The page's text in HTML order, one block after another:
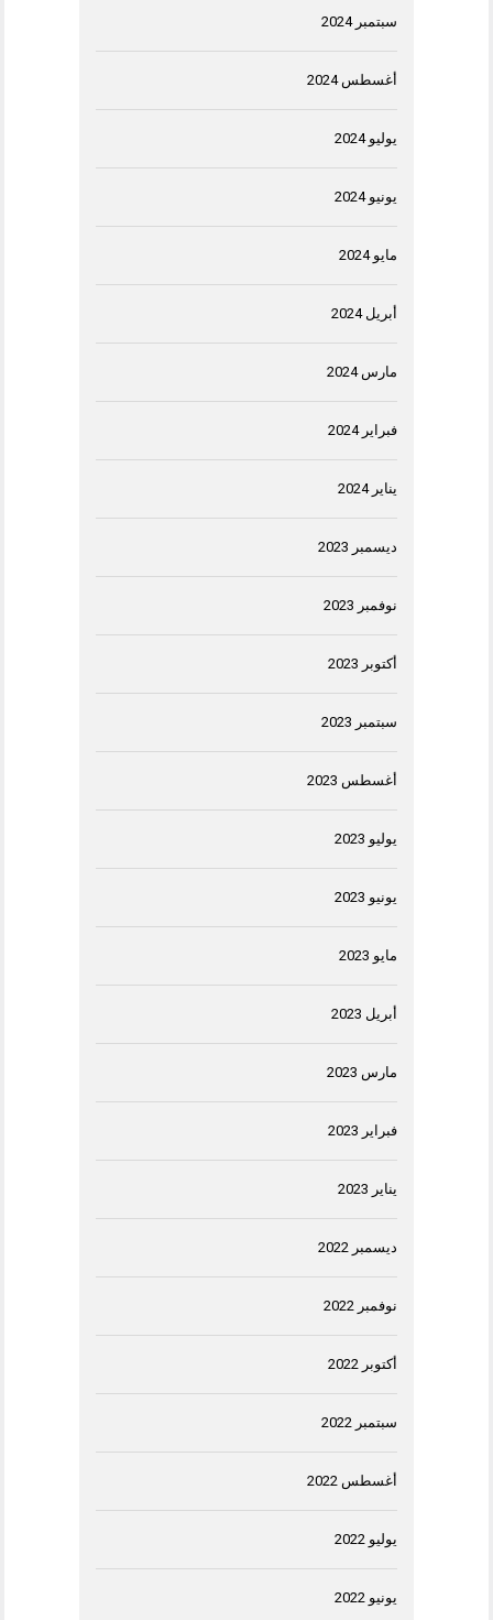
سبتمبر 2024
أغسطس 2024
يوليو 2024
يونيو 2024
مايو 2024
أبريل 2024
مارس 2024
فبراير 2024
يناير 2024
ديسمبر 2023
نوفمبر 2023
أكتوبر 2023
سبتمبر 2023
أغسطس 2023
يوليو 2023
يونيو 2023
مايو 2023
أبريل 2023
مارس 2023
فبراير 2023
يناير 2023
ديسمبر 2022
نوفمبر 2022
أكتوبر 2022
سبتمبر 2022
أغسطس 2022
يوليو 2022
يونيو 2022